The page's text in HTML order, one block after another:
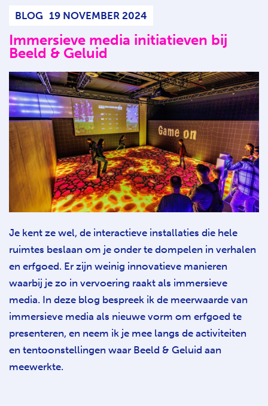
BLOG 19 NOVEMBER 2024
Immersieve media initiatieven bij
Beeld & Geluid
Je kent ze wel, de interactieve installaties die hele
ruimtes beslaan om je onder te dompelen in verhalen
en erfgoed. Er zijn weinig innovatieve manieren
waarbij je zo in vervoering raakt als immersieve
media. In deze blog bespreek ik de meerwaarde van
immersieve media als nieuwe vorm om erfgoed te
presenteren, en neem ik je mee langs de activiteiten
en tentoonstellingen waar Beeld & Geluid aan
meewerkte.